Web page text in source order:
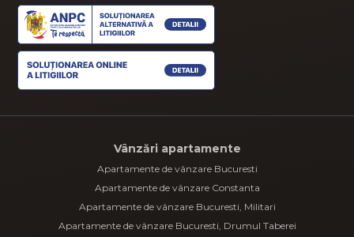
Vânzări apartamente
Apartamente de vânzare Bucuresti
Apartamente de vânzare Constanta
Apartamente de vânzare Bucuresti, Militari
Apartamente de vânzare Bucuresti, Drumul Taberei